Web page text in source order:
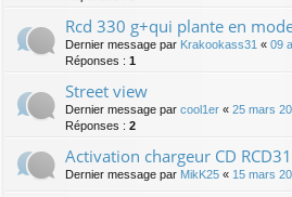
Rcd 330 g+qui plante en
Dernier message par Krakookass31 « 09
Réponses : 1
Street view
Dernier message par cool1er « 25 mars
Réponses : 2
Activation chargeur CD
Dernier message par MikK25 « 15 mars